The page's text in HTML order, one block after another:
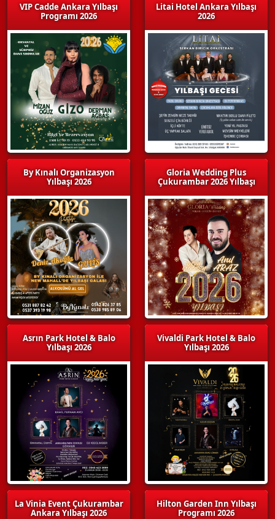
VIP Cadde Ankara Yılbaşı
Programı 2026
By Kınalı Organizasyon
Yılbaşı 2026
Asrın Park Hotel & Balo
Yılbaşı 2026
La Vinia Event Çukurambar
Ankara Yılbaşı 2026
Litai Hotel Ankara Yılbaşı
2026
Gloria Wedding Plus
Çukurambar 2026 Yılbaşı
Vivaldi Park Hotel & Balo
Yılbaşı 2026
Hilton Garden Inn Yılbaşı
Programı 2026